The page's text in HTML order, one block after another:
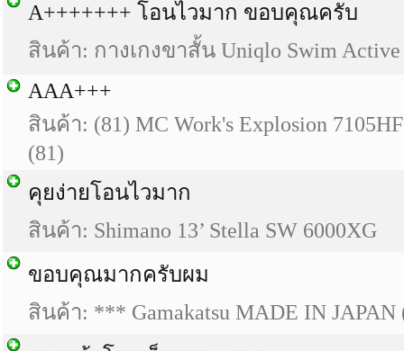
A+++++++ โอนไวมาก ขอบคุณครับ
สินค้า: กางเกงขาสั้น Uniqlo Swim Active
AAA+++
สินค้า: (81) MC Work's Explosion
(81)
คุยง่ายโอนไวมาก
สินค้า: Shimano 13’ Stella SW 6000XG
ขอบคุณมากครับผม
สินค้า: *** Gamakatsu MADE IN JAPAN